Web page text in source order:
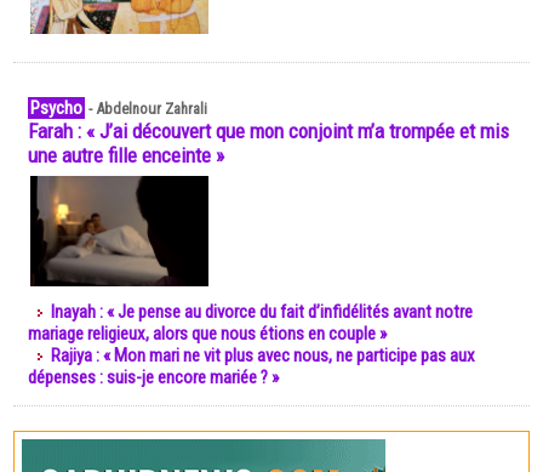
Psycho -Abdelnour Zahrali
Farah : « J’ai découvert que mon conjoint m’a trompée et mis
une autre fille enceinte »
Inayah : « Je pense au divorce du fait d’infidélités avant notre
mariage religieux, alors que nous étions en couple »
Rajiya : « Mon mari ne vit plus avec nous, ne participe pas aux
dépenses : suis-je encore mariée ? »